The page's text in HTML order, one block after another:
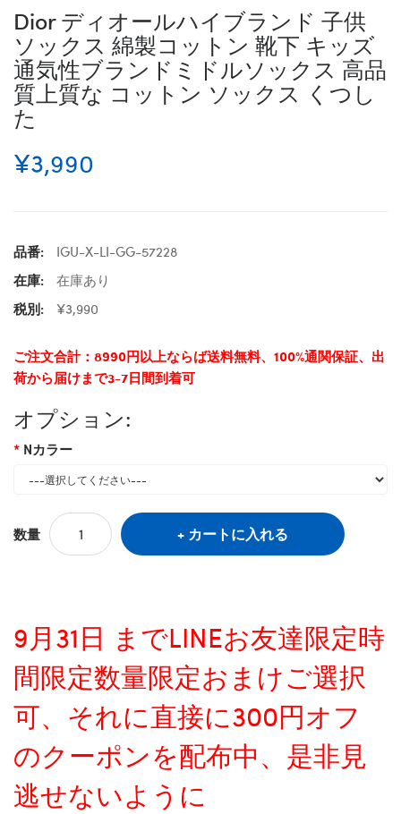
Dior ディオールハイブランド 子供
ソックス 綿製コットン 靴下 キッズ
通気性ブランドミドルソックス 高品
質上質な コットン ソックス くつし
た
¥3,990
品番:
IGU-X-LI-GG-57228
在庫:
在庫あり
税別:
¥3,990
ご注文合計：8990円以上ならば送料無料、100%通関保証、出
荷から届けまで3-7日間到着可
オプション:
Nカラー
数量 カートに入れる
9月31日 までLINEお友達限定時
間限定数量限定おまけご選択
可、それに直接に300円オフ
のクーポンを配布中、是非見
逃せないように